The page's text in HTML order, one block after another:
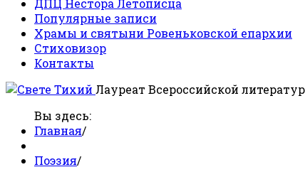
ДПЦ Нестора Летописца
Популярные записи
Храмы и святыни Ровеньковской епархии
Стиховизор
Контакты
Лауреат Всероссийской
Вы здесь:
Главная/
Поэзия/